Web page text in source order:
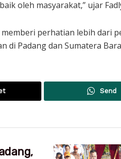
oleh masyarakat,” ujar
perhatian lebih dari
di Padang dan Sumatera
Send